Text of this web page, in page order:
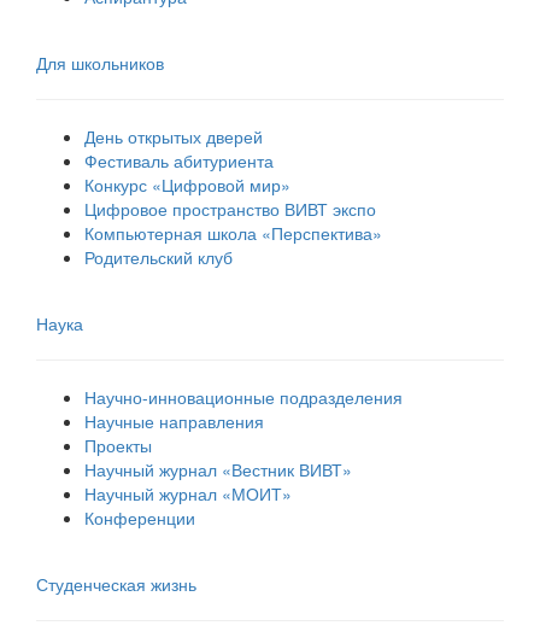
Для школьников
День открытых дверей
Фестиваль абитуриента
Конкурс «Цифровой мир»
Цифровое пространство ВИВТ экспо
Компьютерная школа «Перспектива»
Родительский клуб
Наука
Научно-инновационные подразделения
Научные направления
Проекты
Научный журнал «Вестник ВИВТ»
Научный журнал «МОИТ»
Конференции
Студенческая жизнь